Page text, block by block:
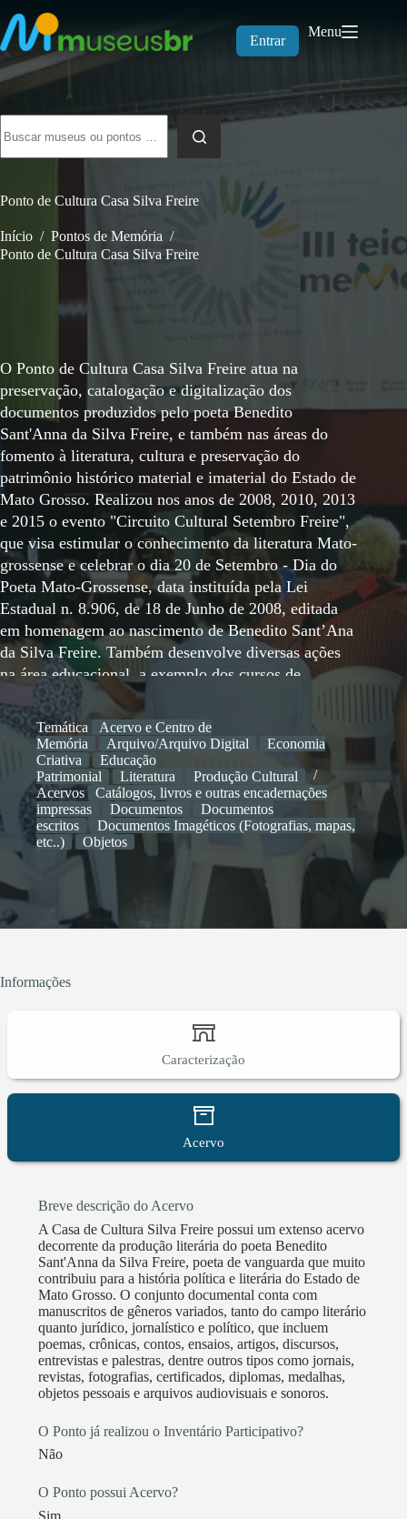
para
o
conteúdo
Entrar
Menu
resultados
Ponto de Cultura Casa Silva Freire
Início / Pontos de Memória /
Ponto de Cultura Casa Silva Freire
O Ponto de Cultura Casa Silva Freire atua na
preservação, catalogação e digitalização dos
documentos produzidos pelo poeta Benedito
Sant'Anna da Silva Freire, e também nas áreas do
fomento à literatura, cultura e preservação do
patrimônio histórico material e imaterial do Estado de
Mato Grosso. Realizou nos anos de 2008, 2010, 2013
e 2015 o evento "Circuito Cultural Setembro Freire",
que visa estimular o conhecimento da literatura Mato-
grossense e celebrar o dia 20 de Setembro - Dia do
Poeta Mato-Grossense, data instituída pela Lei
Estadual n. 8.906, de 18 de Junho de 2008, editada
em homenagem ao nascimento de Benedito Sant’Ana
da Silva Freire. Também desenvolve diversas ações
na área educacional, a exemplo dos cursos de
mediação cultural com crianças, núcleo de
experimentação em escrita intensivista, lives
"Conversas ao Pé do Cajueiro", oficinas de criação
artística, entre diversas outras ações voltadas ao
estímulo lítero-cultural.
Temática
Acervo e Centro de
Memória
Arquivo/Arquivo Digital
Economia
Criativa
Educação
Patrimonial
Literatura
Produção Cultural
Acervos
Catálogos, livros e outras encadernações
impressas
Documentos
Documentos
escritos
Documentos Imagéticos (Fotografias, mapas,
etc..)
Objetos
Informações
Caracterização
Acervo
Breve descrição do Acervo
A Casa de Cultura Silva Freire possui um extenso acervo
decorrente da produção literária do poeta Benedito
Sant'Anna da Silva Freire, poeta de vanguarda que muito
contribuiu para a história política e literária do Estado de
Mato Grosso. O conjunto documental conta com
manuscritos de gêneros variados, tanto do campo literário
quanto jurídico, jornalístico e político, que incluem
poemas, crônicas, contos, ensaios, artigos, discursos,
entrevistas e palestras, dentre outros tipos como jornais,
revistas, fotografias, certificados, diplomas, medalhas,
objetos pessoais e arquivos audiovisuais e sonoros.
O Ponto já realizou o Inventário Participativo?
Não
O Ponto possui Acervo?
Sim